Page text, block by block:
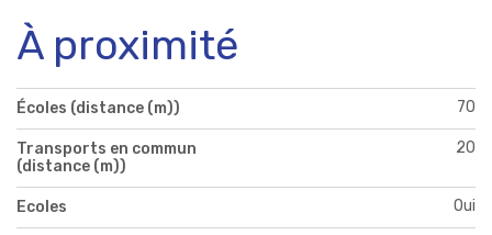
À proximité
Écoles (distance (m)) 70
Transports en commun
(distance (m))
20
Ecoles Oui